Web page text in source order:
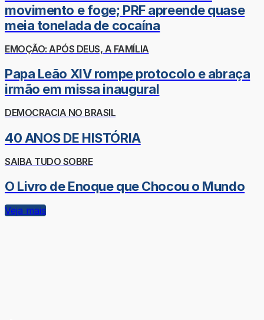
movimento e foge; PRF apreende quase
meia tonelada de cocaína
EMOÇÃO: APÓS DEUS, A FAMÍLIA
Papa Leão XIV rompe protocolo e abraça
irmão em missa inaugural
DEMOCRACIA NO BRASIL
40 ANOS DE HISTÓRIA
SAIBA TUDO SOBRE
O Livro de Enoque que Chocou o Mundo
Veja mais